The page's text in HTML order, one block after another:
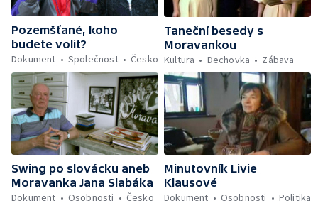
Pozemšťané, koho
budete volit?
Dokument
Společnost Česko
Taneční besedy s
Moravankou
Kultura
Dechovka Zábava
Swing po slovácku aneb
Moravanka Jana Slabáka
Dokument
Osobnosti Česko
Minutovník Livie
Klausové
Dokument
Osobnosti Politika